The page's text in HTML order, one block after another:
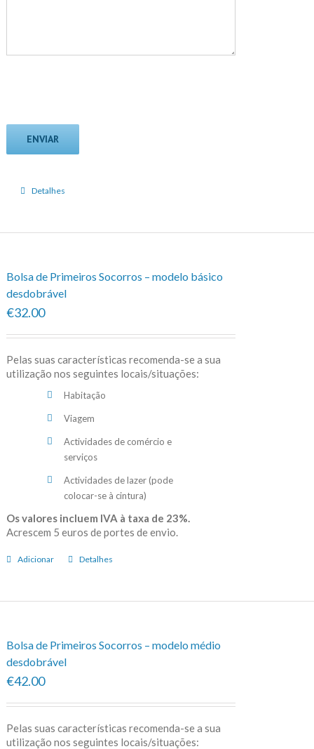
Detalhes
Bolsa de Primeiros Socorros – modelo básico
desdobrável
€32.00
Pelas suas características recomenda-se a sua
utilização nos seguintes locais/situações:
Habitação
Viagem
Actividades de comércio e
serviços
Actividades de lazer (pode
colocar-se à cintura)
Os valores incluem IVA à taxa de 23%.
Acrescem 5 euros de portes de envio.
Adicionar Detalhes
Bolsa de Primeiros Socorros – modelo médio
desdobrável
€42.00
Pelas suas características recomenda-se a sua
utilização nos seguintes locais/situações: